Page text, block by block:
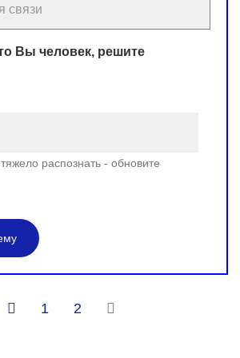
Вы человек, решите
распознать - обновите
1 2